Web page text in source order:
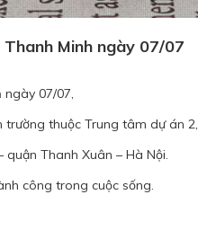
Minh ngày 07/07
ngày 07/07,
trường thuộc Trung tâm dự án 2,
Thanh Xuân – Hà Nội.
công trong cuộc sống.